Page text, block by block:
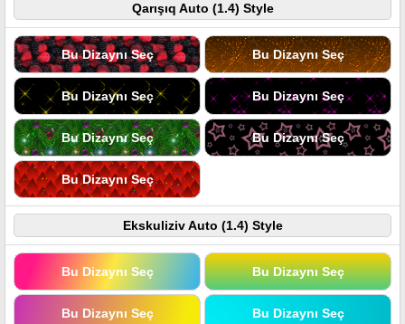
Qarışıq Auto (1.4) Style
Bu Dizaynı Seç Bu Dizaynı Seç
Bu Dizaynı Seç Bu Dizaynı Seç
Bu Dizaynı Seç Bu Dizaynı Seç
Bu Dizaynı Seç
Ekskuliziv Auto (1.4) Style
Bu Dizaynı Seç Bu Dizaynı Seç
Bu Dizaynı Seç Bu Dizaynı Seç